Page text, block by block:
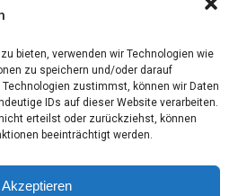
bieten, verwenden wir Technologien wie
zu speichern und/oder darauf
zustimmst, können wir Daten
IDs auf dieser Website verarbeiten.
erteilst oder zurückziehst, können
beeinträchtigt werden.
Akzeptieren
Abenteuer in der Welt der
Traum am wilden Strand